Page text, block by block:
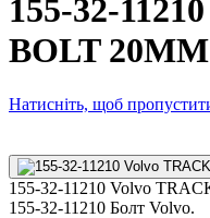
155-32-
BOLT
Натисніть, щоб
155-32-11210 Volvo
155-32-11210 Болт Volvo.